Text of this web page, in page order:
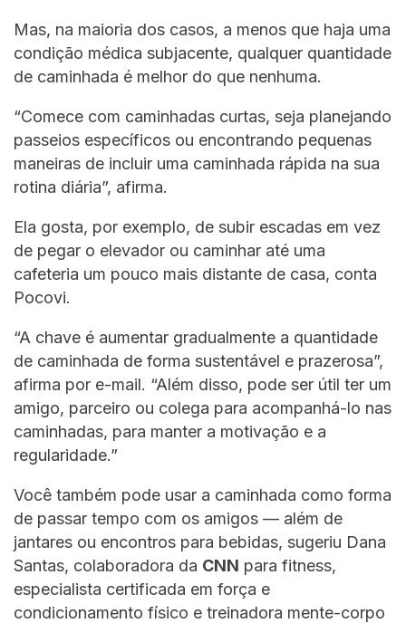
Mas, na maioria dos casos, a menos que haja uma
condição médica subjacente, qualquer quantidade
de caminhada é melhor do que nenhuma.
“Comece com caminhadas curtas, seja planejando
passeios específicos ou encontrando pequenas
maneiras de incluir uma caminhada rápida na sua
rotina diária”, afirma.
Ela gosta, por exemplo, de subir escadas em vez
de pegar o elevador ou caminhar até uma
cafeteria um pouco mais distante de casa, conta
Pocovi.
“A chave é aumentar gradualmente a quantidade
de caminhada de forma sustentável e prazerosa”,
afirma por e-mail. “Além disso, pode ser útil ter um
amigo, parceiro ou colega para acompanhá-lo nas
caminhadas, para manter a motivação e a
regularidade.”
Você também pode usar a caminhada como forma
de passar tempo com os amigos — além de
jantares ou encontros para bebidas, sugeriu Dana
Santas, colaboradora da CNN para fitness,
especialista certificada em força e
condicionamento físico e treinadora mente-corpo